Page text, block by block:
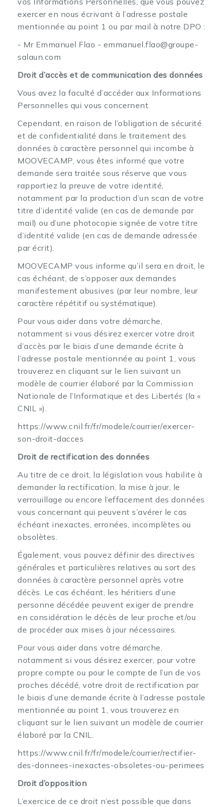
exercer en nous écrivant à l’adresse postale
mentionnée au point 1 ou par mail à notre DPO :
- Mr Emmanuel Flao - emmanuel.flao@groupe-
salaun.com
Droit d’accès et de communication des données
Vous avez la faculté d’accéder aux Informations
Personnelles qui vous concernent.
Cependant, en raison de l’obligation de sécurité
et de confidentialité dans le traitement des
données à caractère personnel qui incombe à
MOOVECAMP, vous êtes informé que votre
demande sera traitée sous réserve que vous
rapportiez la preuve de votre identité,
notamment par la production d’un scan de votre
titre d’identité valide (en cas de demande par
mail) ou d’une photocopie signée de votre titre
d’identité valide (en cas de demande adressée
par écrit).
MOOVECAMP vous informe qu’il sera en droit, le
cas échéant, de s’opposer aux demandes
manifestement abusives (par leur nombre, leur
caractère répétitif ou systématique).
Pour vous aider dans votre démarche,
notamment si vous désirez exercer votre droit
d’accès par le biais d’une demande écrite à
l’adresse postale mentionnée au point 1, vous
trouverez en cliquant sur le lien suivant un
modèle de courrier élaboré par la Commission
Nationale de l’Informatique et des Libertés (la «
CNIL »).
https://www.cnil.fr/fr/modele/courrier/exercer-
son-droit-dacces
Droit de rectification des données
Au titre de ce droit, la législation vous habilite à
demander la rectification, la mise à jour, le
verrouillage ou encore l’effacement des données
vous concernant qui peuvent s’avérer le cas
échéant inexactes, erronées, incomplètes ou
obsolètes.
Également, vous pouvez définir des directives
générales et particulières relatives au sort des
données à caractère personnel après votre
décès. Le cas échéant, les héritiers d’une
personne décédée peuvent exiger de prendre
en considération le décès de leur proche et/ou
de procéder aux mises à jour nécessaires.
Pour vous aider dans votre démarche,
notamment si vous désirez exercer, pour votre
propre compte ou pour le compte de l’un de vos
proches décédé, votre droit de rectification par
le biais d’une demande écrite à l’adresse postale
mentionnée au point 1, vous trouverez en
cliquant sur le lien suivant un modèle de courrier
élaboré par la CNIL.
https://www.cnil.fr/fr/modele/courrier/rectifier-
des-donnees-inexactes-obsoletes-ou-perimees
Droit d’opposition
L’exercice de ce droit n’est possible que dans